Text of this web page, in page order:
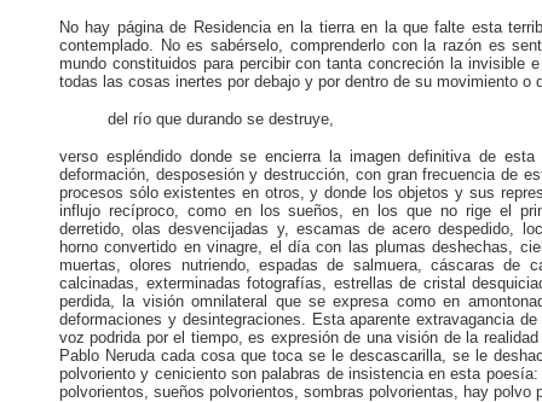
No hay página de Residencia en la tierra en la que falte esta
contemplado. No es sabérselo, comprenderlo con la razón es
mundo constituidos para percibir con tanta concreción la invisible
todas las cosas inertes por debajo y por dentro de su movimiento
del río que durando se destruye,
verso espléndido donde se encierra la imagen definitiva de
deformación, desposesión y destrucción, con gran frecuencia de
procesos sólo existentes en otros, y donde los objetos y sus
influjo recíproco, como en los sueños, en los que no rige el
derretido, olas desvencijadas y, escamas de acero despedido,
horno convertido en vinagre, el día con las plumas deshechas,
muertas, olores nutriendo, espadas de salmuera, cáscaras de
calcinadas, exterminadas fotografías, estrellas de cristal
perdida, la visión omnilateral que se expresa como en
deformaciones y desintegraciones. Esta aparente extravagancia
voz podrida por el tiempo, es expresión de una visión de la
Pablo Neruda cada cosa que toca se le descascarilla, se le
polvoriento y ceniciento son palabras de insistencia en esta
polvorientos, sueños polvorientos, sombras polvorientas, hay polvo